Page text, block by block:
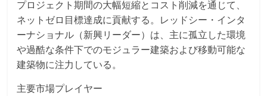
プロジェクト期間の大幅短縮とコスト削減を通じて、
ネットゼロ目標達成に貢献する。レッドシー・インタ
ーナショナル（新興リーダー）は、主に孤立した環境
や過酷な条件下でのモジュラー建築および移動可能な
建築物に注力している。
主要市場プレイヤー